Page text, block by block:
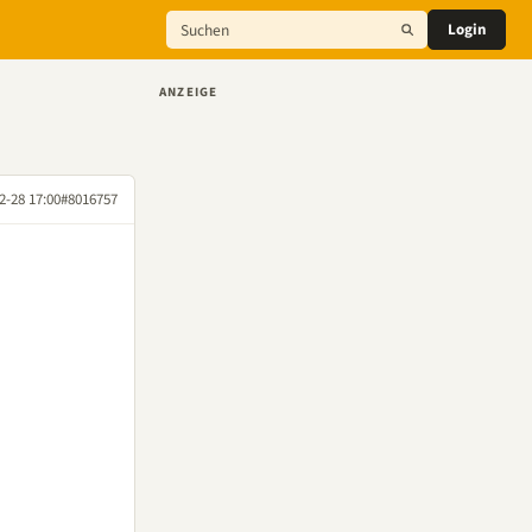
Login
28 17:00#8016757
ANZEIGE